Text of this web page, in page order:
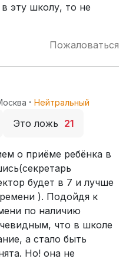
эту школу, то не
Пожаловаться
· Нейтральный
Это ложь 21
о приёме ребёнка в
будет в 7 и лучше
). Подойдя к
по наличию
что в школе
а стало быть
Но! она не